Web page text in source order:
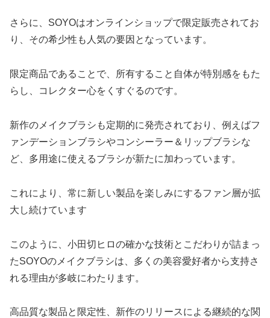
さらに、SOYOはオンラインショップで限定販売されてお
り、その希少性も人気の要因となっています。
限定商品であることで、所有すること自体が特別感をもた
らし、コレクター心をくすぐるのです。
新作のメイクブラシも定期的に発売されており、例えばフ
ァンデーションブラシやコンシーラー＆リップブラシな
ど、多用途に使えるブラシが新たに加わっています。
これにより、常に新しい製品を楽しみにするファン層が拡
大し続けています
このように、小田切ヒロの確かな技術とこだわりが詰まっ
たSOYOのメイクブラシは、多くの美容愛好者から支持さ
れる理由が多岐にわたります。
高品質な製品と限定性、新作のリリースによる継続的な関